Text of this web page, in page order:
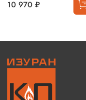
10 970 ₽